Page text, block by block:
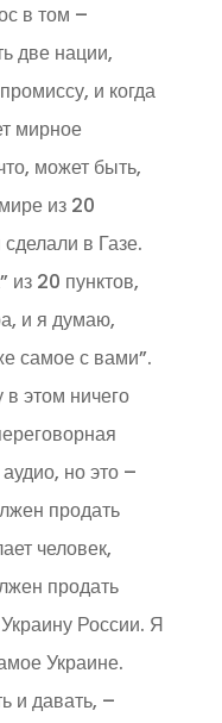
в том –
две нации,
и когда
мирное
может быть,
из 20
в Газе.
20 пунктов,
и я думаю,
самое с вами”.
этом ничего
но это –
продать
человек,
продать
России. Я
Украине.
и давать, –